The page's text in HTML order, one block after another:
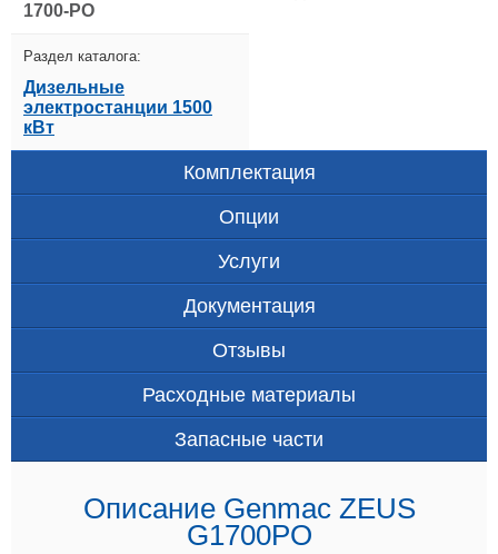
1700-PO
Раздел каталога:
Дизельные
электростанции 1500
кВт
Комплектация
Опции
Услуги
Документация
Отзывы
Расходные материалы
Запасные части
Описание Genmac ZEUS
G1700PO